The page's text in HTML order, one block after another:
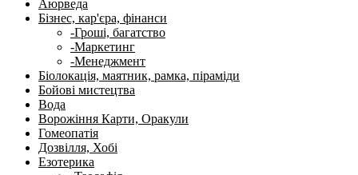
Аюрведа
Бізнес, кар'єра, фінанси
-Гроші, багатство
-Маркетинг
-Менеджмент
Біолокація, маятник, рамка, піраміди
Бойові мистецтва
Вода
Ворожіння Карти, Оракули
Гомеопатія
Дозвілля, Хобі
Езотерика